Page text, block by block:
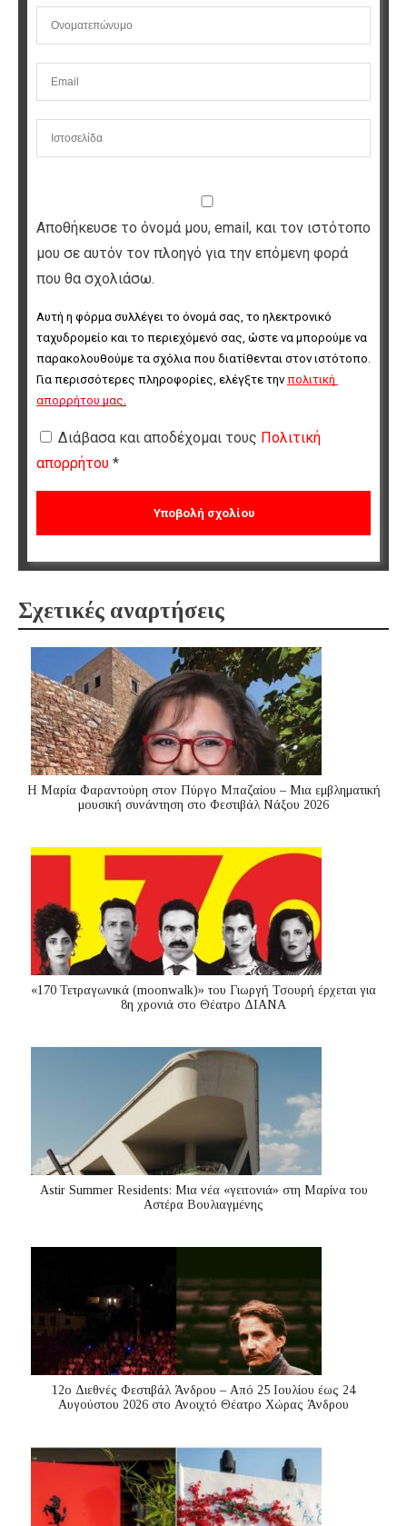
Αποθήκευσε το όνομά μου, email, και τον ιστότοπο
μου σε αυτόν τον πλοηγό για την επόμενη φορά
που θα σχολιάσω.
Αυτή η φόρμα συλλέγει το όνομά σας, το ηλεκτρονικό
ταχυδρομείο και το περιεχόμενό σας, ώστε να μπορούμε να
παρακολουθούμε τα σχόλια που διατίθενται στον ιστότοπο.
Για περισσότερες πληροφορίες, ελέγξτε την πολιτική
απορρήτου μας
Διάβασα και αποδέχομαι τους Πολιτική
απορρήτου *
Σχετικές αναρτήσεις
Η Μαρία Φαραντούρη στον Πύργο Μπαζαίου – Μια εμβληματική
μουσική συνάντηση στο Φεστιβάλ Νάξου 2026
«170 Τετραγωνικά (moonwalk)» του Γιωργή Τσουρή έρχεται για
8η χρονιά στο Θέατρο ΔΙΑΝΑ
Astir Summer Residents: Μια νέα «γειτονιά» στη Μαρίνα του
Αστέρα Βουλιαγμένης
12ο Διεθνές Φεστιβάλ Άνδρου – Από 25 Ιουλίου έως 24
Αυγούστου 2026 στο Ανοιχτό Θέατρο Χώρας Άνδρου